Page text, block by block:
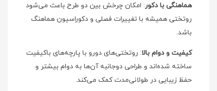
هماهنگی با دکور: امکان چرخش بین دو طرح باعث می‌شود
روتختی همیشه با تغییرات فصلی و دکوراسیون هماهنگ
باشد.
کیفیت و دوام بالا: روتختی‌های دورو با پارچه‌های باکیفیت
ساخته شده‌اند و طراحی دوجانبه آن‌ها به دوام بیشتر و
حفظ زیبایی در طولانی‌مدت کمک می‌کند.